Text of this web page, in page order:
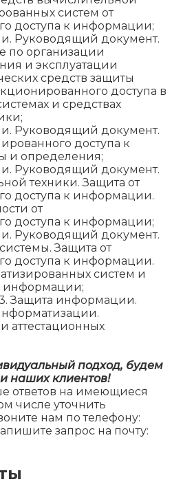
систем от
доступа к информации;
Руководящий документ.
по организации
и эксплуатации
средств защиты
доступа в
и средствах
Руководящий документ.
доступа к
и определения;
Руководящий документ.
техники. Защита от
доступа к информации.
от
доступа к информации;
Руководящий документ.
Защита от
доступа к информации.
систем и
информации;
Защита информации.
аттестационных
подход, будем
наших клиентов!
ответов на имеющиеся
числе уточнить
нам по телефону:
запрос на почту: